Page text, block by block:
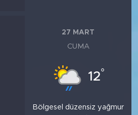
27 MART
CUMA
12°
Bölgesel düzensiz yağmur